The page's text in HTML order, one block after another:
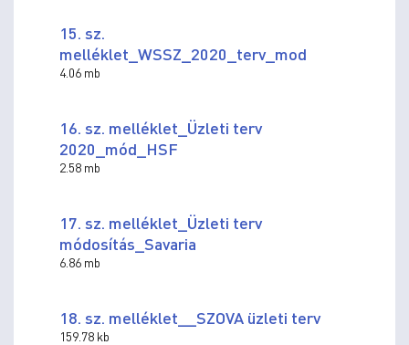
15. sz.
melléklet_WSSZ_2020_terv_mod
4.06 mb
16. sz. melléklet_Üzleti terv
2020_mód_HSF
2.58 mb
17. sz. melléklet_Üzleti terv
módosítás_Savaria
6.86 mb
18. sz. melléklet__SZOVA üzleti terv
159.78 kb